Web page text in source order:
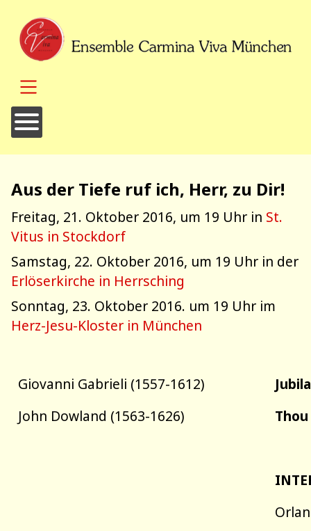
SKIP TO MAIN CONTENT
Aus der Tiefe ruf ich, Herr, zu Dir!
Freitag, 21. Oktober 2016, um 19 Uhr in St.
Vitus in Stockdorf
Samstag, 22. Oktober 2016, um 19 Uhr in der
Erlöserkirche in Herrsching
Sonntag, 23. Oktober 2016. um 19 Uhr im
Herz-Jesu-Kloster in München
Giovanni Gabrieli (1557-1612)
John Dowland (1563-1626)